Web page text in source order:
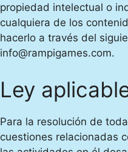
propiedad intelectual o
cualquiera de los
hacerlo a través del
info@rampigames.com.
Ley
Para la resolución de
cuestiones relacionadas